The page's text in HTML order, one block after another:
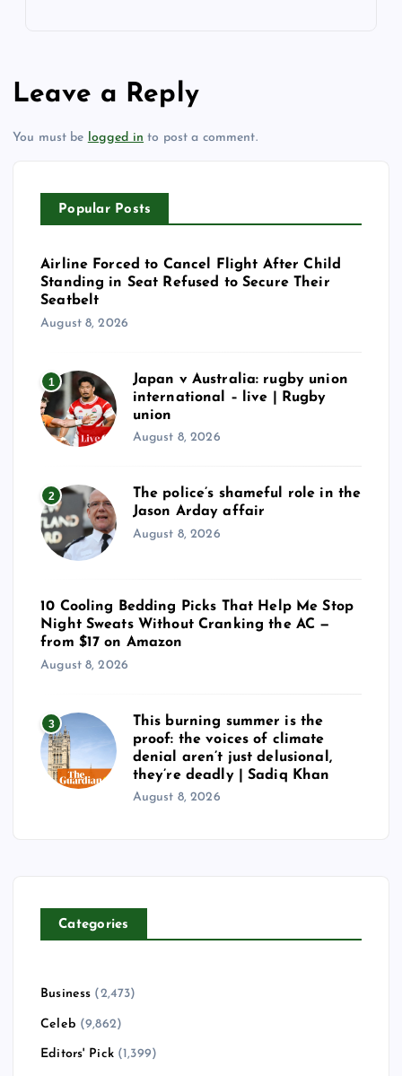
Leave a Reply
You must be logged in to post a comment.
Popular Posts
Airline Forced to Cancel Flight After Child
Standing in Seat Refused to Secure Their
Seatbelt
August 8, 2026
1
Japan v Australia: rugby union
international – live | Rugby
union
August 8, 2026
2
The police’s shameful role in the
Jason Arday affair
August 8, 2026
10 Cooling Bedding Picks That Help Me Stop
Night Sweats Without Cranking the AC —
from $17 on Amazon
August 8, 2026
3
This burning summer is the
proof: the voices of climate
denial aren’t just delusional,
they’re deadly | Sadiq Khan
August 8, 2026
Categories
Business (2,473)
Celeb (9,862)
Editors' Pick(1,399)